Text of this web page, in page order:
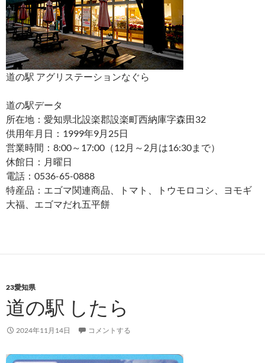
道の駅 アグリステーションなぐら
道の駅データ
所在地：愛知県北設楽郡設楽町西納庫字森田32
供用年月日：1999年9月25日
営業時間：8:00～17:00（12月～2月は16:30まで）
休館日：月曜日
電話：0536-65-0888
特産品：エゴマ関連商品、トマト、トウモロコシ、ヨモギ
大福、エゴマだれ五平餅
23愛知県
道の駅 したら
2024年11月14日 コメントする